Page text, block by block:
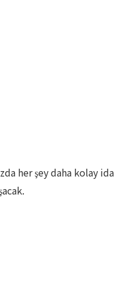
her şey daha